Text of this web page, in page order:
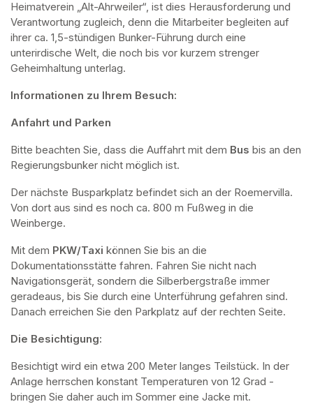
Heimatverein „Alt-Ahrweiler“, ist dies Herausforderung und
Verantwortung zugleich, denn die Mitarbeiter begleiten auf
ihrer ca. 1,5-stündigen Bunker-Führung durch eine
unterirdische Welt, die noch bis vor kurzem strenger
Geheimhaltung unterlag.
Informationen zu Ihrem Besuch:
Anfahrt und Parken
Bitte beachten Sie, dass die Auffahrt mit dem Bus bis an den
Regierungsbunker nicht möglich ist.
Der nächste Busparkplatz befindet sich an der Roemervilla.
Von dort aus sind es noch ca. 800 m Fußweg in die
Weinberge.
Mit dem PKW/Taxi können Sie bis an die
Dokumentationsstätte fahren. Fahren Sie nicht nach
Navigationsgerät, sondern die Silberbergstraße immer
geradeaus, bis Sie durch eine Unterführung gefahren sind.
Danach erreichen Sie den Parkplatz auf der rechten Seite.
Die Besichtigung:
Besichtigt wird ein etwa 200 Meter langes Teilstück. In der
Anlage herrschen konstant Temperaturen von 12 Grad -
bringen Sie daher auch im Sommer eine Jacke mit.